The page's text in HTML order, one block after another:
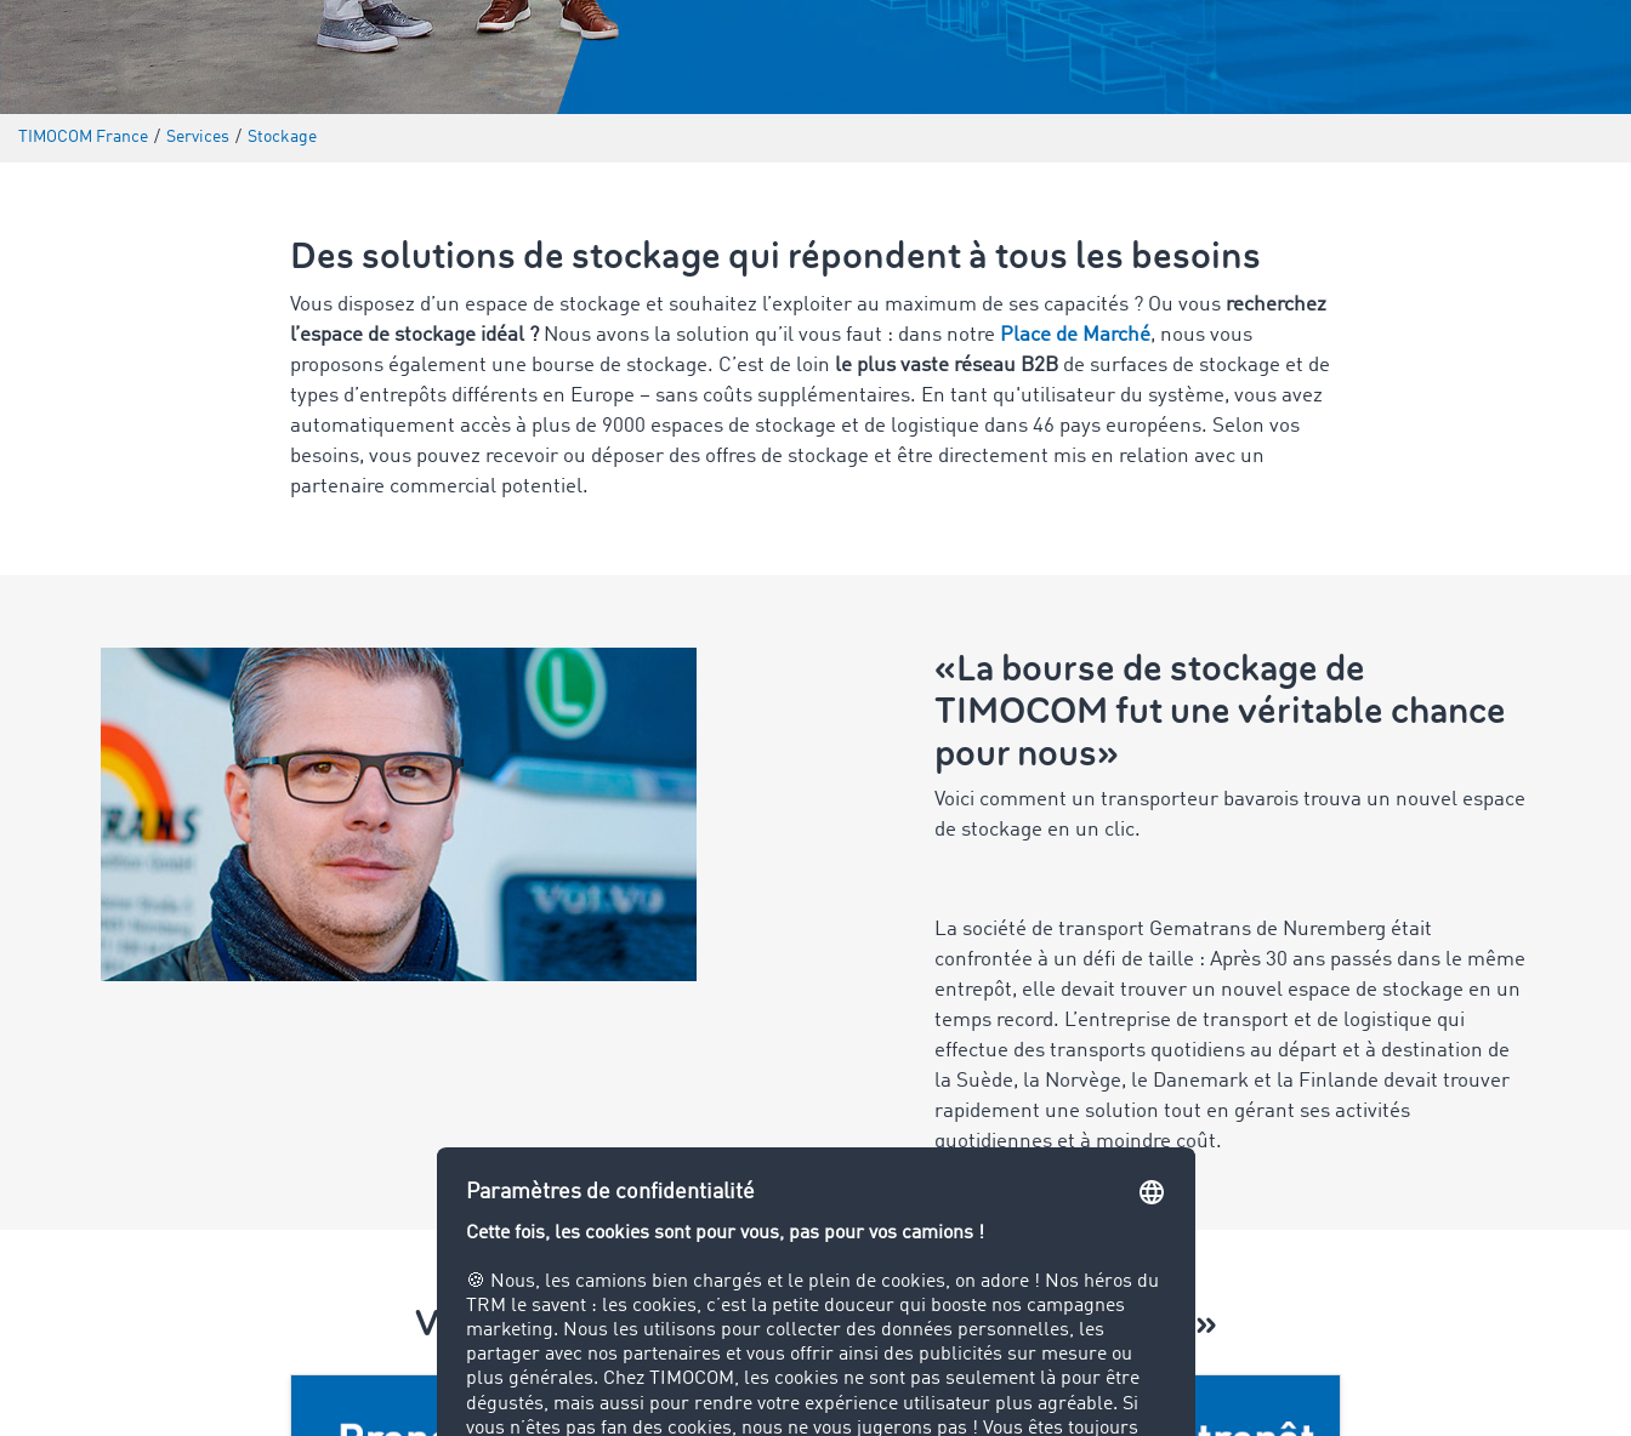
TIMOCOM France / Services / Stockage
Des solutions de stockage qui répondent à tous les besoins
Vous disposez d’un espace de stockage et souhaitez l’exploiter au maximum de ses capacités ? Ou vous recherchez
l’espace de stockage idéal ?Nous avons la solution qu’il vous faut : dans notre Place de Marché, nous vous
proposons également une bourse de stockage. C’est de loin le plus vaste réseau B2B de surfaces de stockage et de
types d’entrepôts différents en Europe – sans coûts supplémentaires. En tant qu'utilisateur du système, vous avez
automatiquement accès à plus de 9000 espaces de stockage et de logistique dans 46 pays européens. Selon vos
besoins, vous pouvez recevoir ou déposer des offres de stockage et être directement mis en relation avec un
partenaire commercial potentiel.
«La bourse de stockage de
TIMOCOM fut une véritable chance
pour nous»
Voici comment un transporteur bavarois trouva un nouvel espace
de stockage en un clic.
La société de transport Gematrans de Nuremberg était
confrontée à un défi de taille : Après 30 ans passés dans le même
entrepôt, elle devait trouver un nouvel espace de stockage en un
temps record. L’entreprise de transport et de logistique qui
effectue des transports quotidiens au départ et à destination de
la Suède, la Norvège, le Danemark et la Finlande devait trouver
rapidement une solution tout en gérant ses activités
quotidiennes et à moindre coût.
Voici comment utiliser l’application « Stockage »